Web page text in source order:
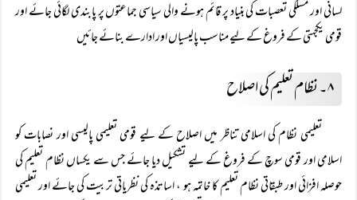
لسانی اور مسلکی تعصبات کی بنیاد پر قائم ہونے والی سیاسی جماعتوں پر پابندی لگائی جائے اور
قومی یکجہتی کے فروغ کے لیے مناسب پالیسیاں اور ادارے بنائے جائیں
۸۔ نظام تعلیم کی اصلاح
تعلیمی نظام کی اسلامی تناظر میں اصلاح کے لیے قومی تعلیمی پالیسی اور نصابات کو
اسلامی اور قومی سوچ کے فروغ کے لیے تشکیل دیا جائے جس سے یکساں نظام تعلیم کی
حوصلہ افزائی اور طبقاتی نظام تعلیم کا خاتمہ ہو ، اساتذہ کی نظریاتی تربیت کی جائے اور تعلیمی